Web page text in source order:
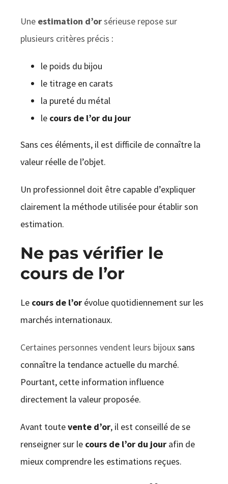
Une estimation d’orsérieuse repose sur
plusieurs critères précis :
le poids du bijou
le titrage en carats
la pureté du métal
le cours de l’or du jour
Sans ces éléments, il est difficile de connaître la
valeur réelle de l’objet.
Un professionnel doit être capable d’expliquer
clairement la méthode utilisée pour établir son
estimation.
Ne pas vérifier le
cours de l’or
Le cours de l’orévolue quotidiennement sur les
marchés internationaux.
Certaines personnes vendent leurs bijouxsans
connaître la tendance actuelle du marché.
Pourtant, cette information influence
directement la valeur proposée.
Avant toutevente d’or, il est conseillé de se
renseigner sur le cours de l’or du jourafin de
mieux comprendre les estimations reçues.